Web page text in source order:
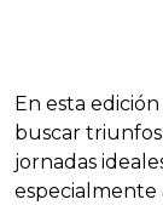
En esta
buscar
jornadas
especialmente